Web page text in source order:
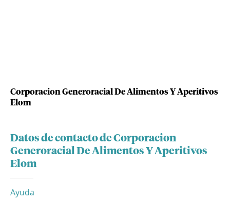
Corporacion Generoracial De Alimentos Y Aperitivos
Elom
Datos de contacto de Corporacion
Generoracial De Alimentos Y Aperitivos
Elom
Ayuda